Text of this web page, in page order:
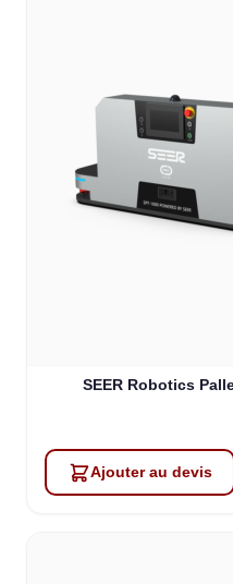
SEER Robotics
Ajouter au devis